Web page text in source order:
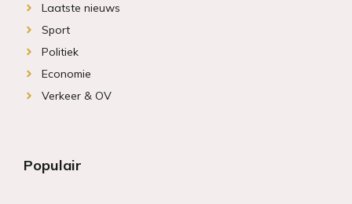
Laatste nieuws
Sport
Politiek
Economie
Verkeer & OV
Populair